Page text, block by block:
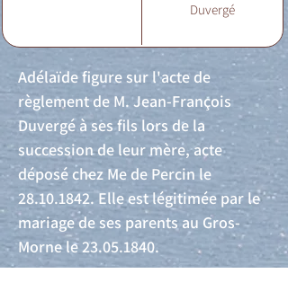
Duvergé
Adélaïde figure sur l'acte de
règlement de M. Jean-François
Duvergé à ses fils lors de la
succession de leur mère, acte
déposé chez Me de Percin le
28.10.1842. Elle est légitimée par le
mariage de ses parents au Gros-
Morne le23.05.1840.